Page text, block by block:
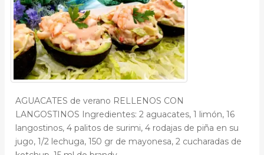
AGUACATES de verano RELLENOS CON
LANGOSTINOS Ingredientes: 2 aguacates, 1 limón, 16
langostinos, 4 palitos de surimi, 4 rodajas de piña en su
jugo, 1/2 lechuga, 150 gr de mayonesa, 2 cucharadas de